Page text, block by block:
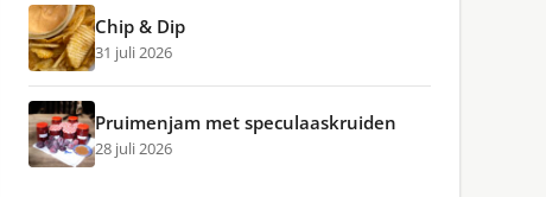
Chip & Dip
31 juli 2026
Pruimenjam met speculaaskruiden
28 juli 2026